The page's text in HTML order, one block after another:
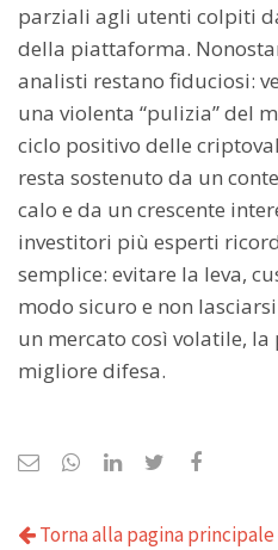
parziali agli utenti colpiti
della piattaforma.
analisti restano fiduciosi:
una violenta “pulizia” del
ciclo positivo delle
resta sostenuto da un
calo e da un crescente
investitori più esperti
semplice: evitare la leva,
modo sicuro e non
un mercato così volatile, la
migliore difesa.
Torna alla pagina